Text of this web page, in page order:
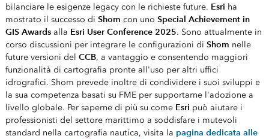
bilanciare le esigenze legacy con le richieste future. Esri ha
mostrato il successo di Shom con uno Special Achievement in
GIS Awardsalla Esri User Conference 2025. Sono attualmente in
corso discussioni per integrare le configurazioni di Shom nelle
future versioni del CCB, a vantaggio e consentendo maggiori
funzionalità di cartografia pronte all'uso per altri uffici
idrografici. Shom prevede inoltre di condividere i suoi sviluppi e
la sua competenza basati su FME per supportarne l'adozione a
livello globale. Per saperne di più su come Esri può aiutare i
professionisti del settore marittimo a soddisfare i mutevoli
standard nella cartografia nautica, visita la pagina dedicata alle